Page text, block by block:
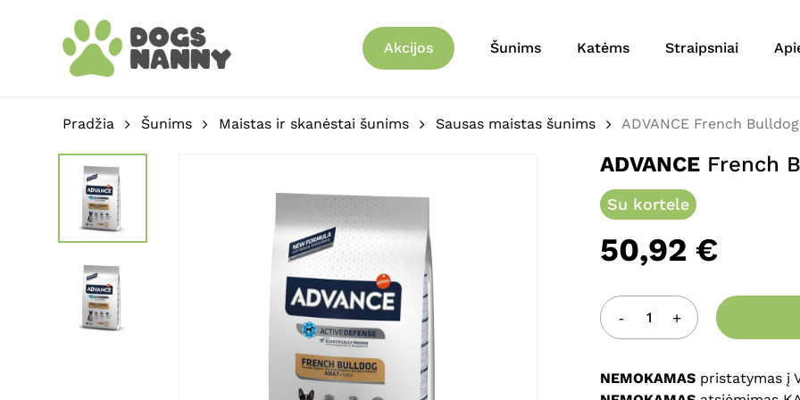
Akcijos Šunims Katėms Straipsniai
Pradžia Šunims Maistas ir skanėstai šunims Sausas maistas šunims ADVANCE French
ADVANCE French
Su kortele
50,92 €
NEMOKAMAS pristatymas į
Būkite pirmas aprašęs
Jūsų įvertinimas *
Jūsų atsiliepimas *